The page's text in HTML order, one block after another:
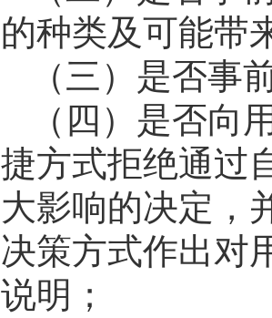
的种类及可能带
（三）是否事
（四）是否向
捷方式拒绝通过
大影响的决定，
决策方式作出对
说明；